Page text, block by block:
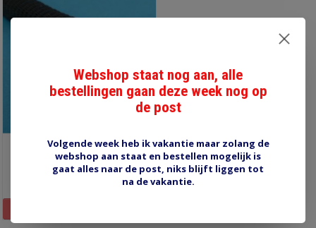
RSF12 gevlochten
krimpslang
Webshop staat nog aan, alle
bestellingen gaan deze week nog op
de post
Volgende week heb ik vakantie maar zolang de
webshop aan staat en bestellen mogelijk is
gaat alles naar de post, niks blijft liggen tot
na de vakantie.